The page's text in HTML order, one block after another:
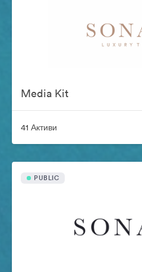
Media Kit
41 Активи
PUBLIC